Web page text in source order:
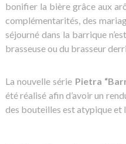
bonifier la bière grâce aux
complémentarités, des
séjourné dans la barrique
brasseuse ou du brasseur
La nouvelle série Pietra
été réalisé afin d’avoir un
des bouteilles est atypique et